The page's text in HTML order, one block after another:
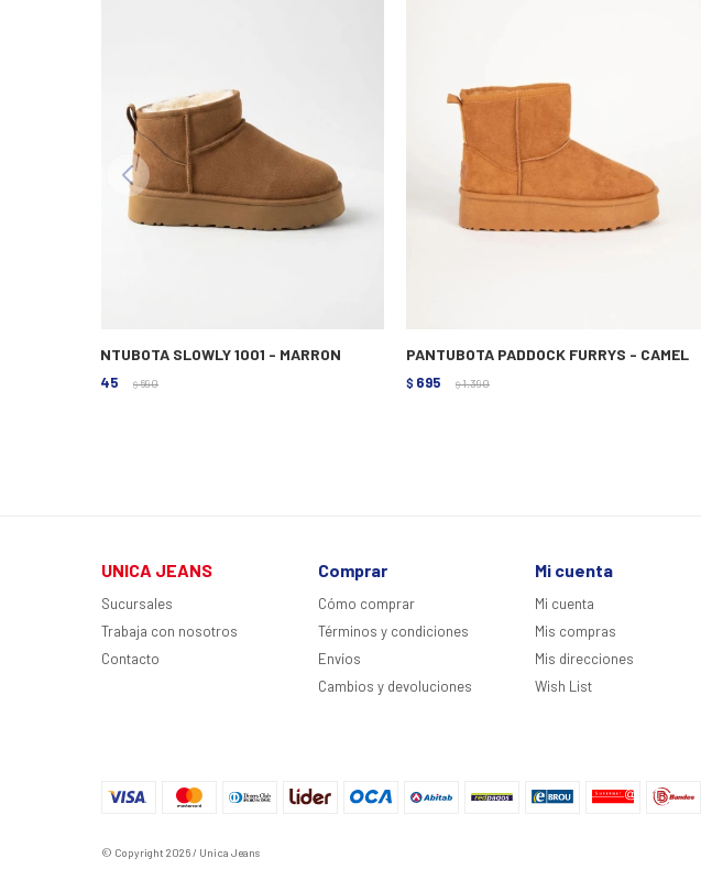
PANTUBOTA SLOWLY 1001 - MARRON
345 $ 690
PANTUBOTA PADDOCK FURRYS - CAMEL
$ 695 $ 1.390
UNICA JEANS
Sucursales
Trabaja con nosotros
Contacto
Comprar
Cómo comprar
Términos y condiciones
Envíos
Cambios y devoluciones
Mi cuenta
Mi cuenta
Mis compras
Mis direcciones
Wish List
© Copyright 2026 / Unica Jeans